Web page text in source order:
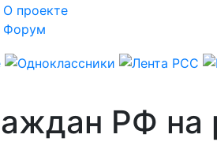
О проекте
Форум
РФ